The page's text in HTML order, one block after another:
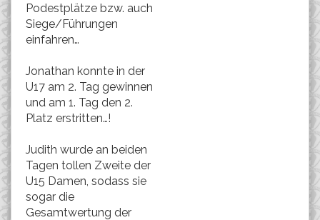
Podestplätze bzw. auch
Siege/Führungen
einfahren…
Jonathan konnte in der
U17 am 2. Tag gewinnen
und am 1. Tag den 2.
Platz erstritten…!
Judith wurde an beiden
Tagen tollen Zweite der
U15 Damen, sodass sie
sogar die
Gesamtwertung der